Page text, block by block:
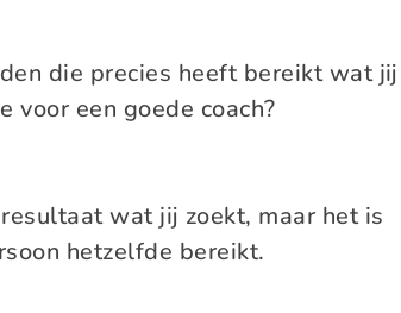
die precies heeft bereikt wat jij
voor een goede coach?
wat jij zoekt, maar het is
hetzelfde bereikt.